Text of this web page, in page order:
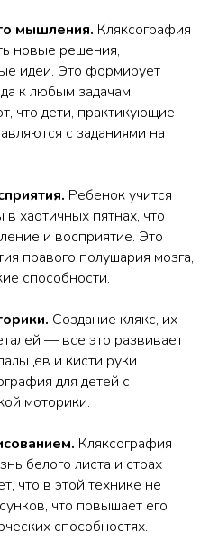
мышления. Кляксография
новые решения,
идеи. Это формирует
к любым задачам.
что дети, практикующие
с заданиями на
Ребенок учится
хаотичных пятнах, что
и восприятие. Это
правого полушария мозга,
способности.
Создание клякс, их
— все это развивает
и кисти руки.
для детей с
моторики.
Кляксография
белого листа и страх
что в этой технике не
что повышает его
способностях.